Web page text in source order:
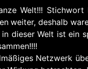
Welt!!! Stichwort
weiter, deshalb
dieser Welt ist ein
Netzwerk